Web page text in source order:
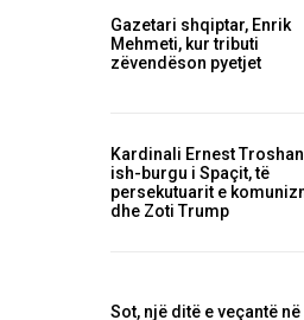
Gazetari shqiptar, Enrik
Mehmeti, kur tributi
zëvendëson pyetjet
Kardinali Ernest
ish-burgu i Spaçit, të
persekutuarit e
dhe Zoti Trump
Sot, një ditë e veçantë në